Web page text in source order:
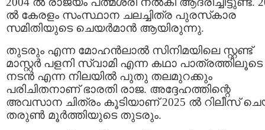
ൽ കേരളം സംസ്ഥാന ചലച്ചിത്ര പുരസ്‌കാര
സമിതിയുടെ ചെയർമാൻ ആയിരുന്നു.
തുടരും എന്ന മോഹൻലാൽ സിനിമയിലെ സ്റ്റണ്ട്
മാസ്റ്റർ പളനി സ്വാമി എന്ന കഥാ പാത്രത്തിലൂടെ
നടൻ എന്ന നിലയിൽ പുതു തലമുറക്കും
പരിചിതനാണ് ഭാരതി രാജ. അദ്ദേഹത്തിന്റെ
അവസാന ചിത്രം കൂടിയാണ് 2025 ൽ റിലീസ്
തരുൺ മൂർത്തിയുടെ തുടരും.